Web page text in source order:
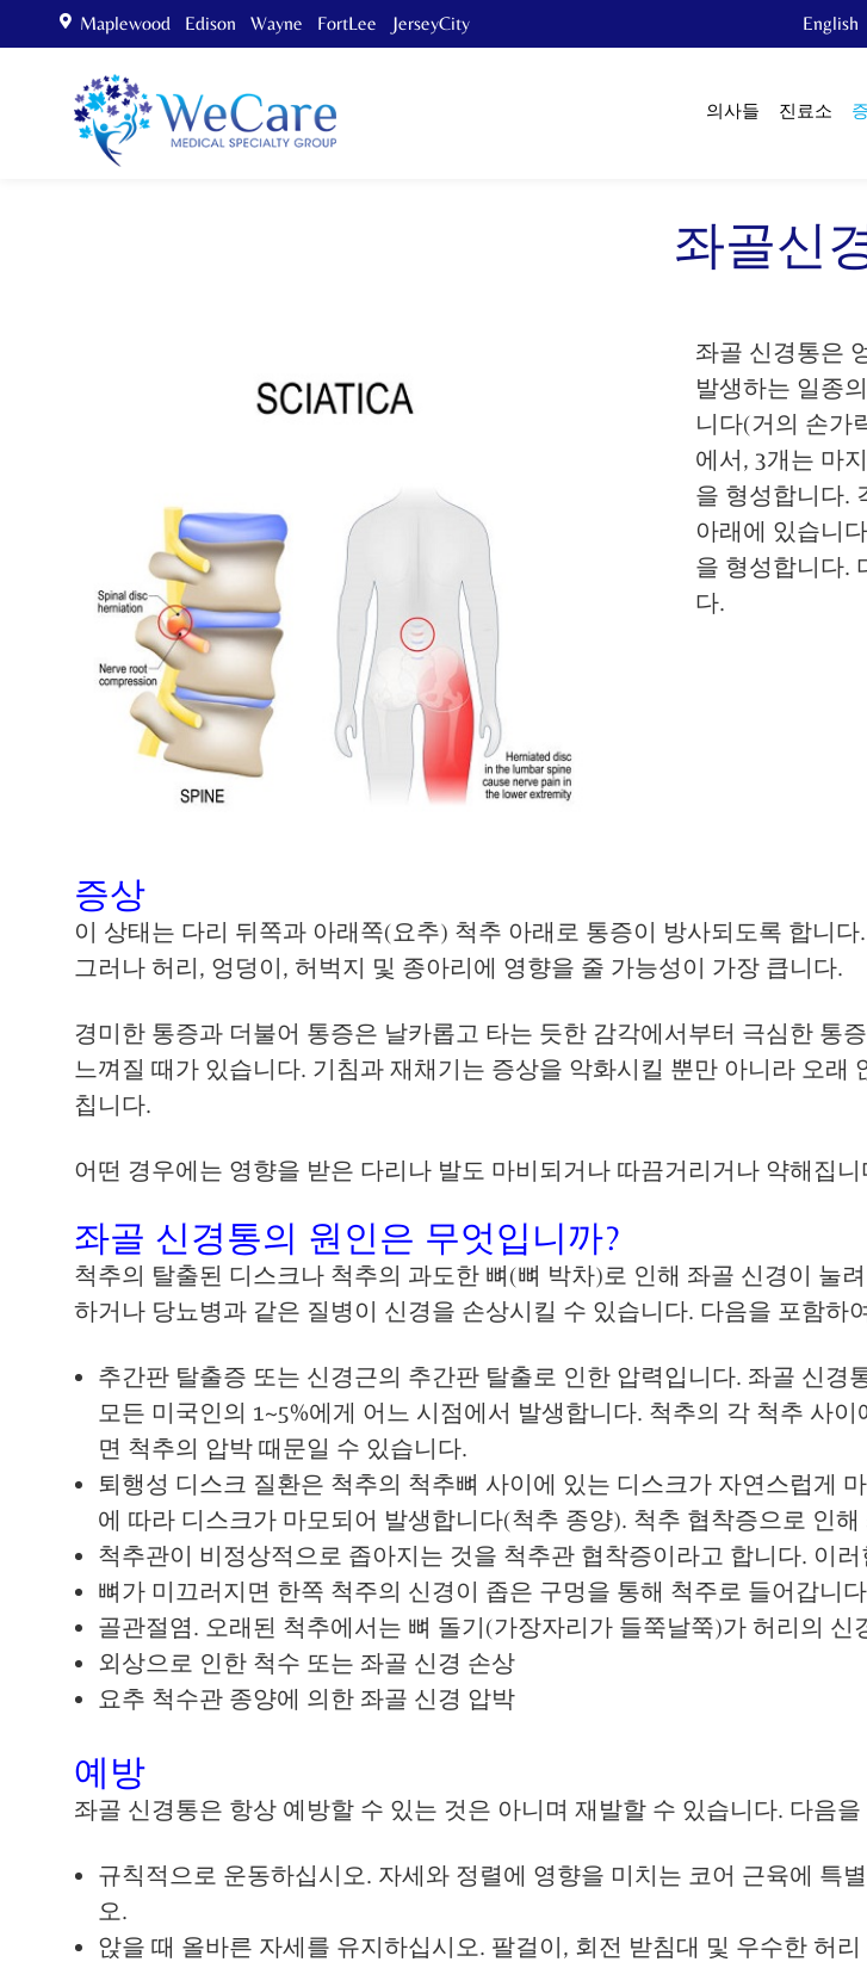
Maplewood Edison Wayne FortLee JerseyCity English
의사들 진료소
좌골신
좌골 신경통은
발생하는 일종
니다(거의 손가
에서, 3개는 마
을 형성합니다.
아래에 있습니
을 형성합니다.
다.
증상
이 상태는 다리 뒤쪽과 아래쪽(요추) 척추 아래로 통증이 방사되도록 합니
그러나 허리, 엉덩이, 허벅지 및 종아리에 영향을 줄 가능성이 가장 큽니다.
경미한 통증과 더불어 통증은 날카롭고 타는 듯한 감각에서부터 극심한 통
느껴질 때가 있습니다. 기침과 재채기는 증상을 악화시킬 뿐만 아니라 오
칩니다.
어떤 경우에는 영향을 받은 다리나 발도 마비되거나 따끔거리거나 약해집
좌골 신경통의 원인은 무엇입니까?
척추의 탈출된 디스크나 척추의 과도한 뼈(뼈 박차)로 인해 좌골 신경이 눌
하거나 당뇨병과 같은 질병이 신경을 손상시킬 수 있습니다. 다음을 포함하
추간판 탈출증 또는 신경근의 추간판 탈출로 인한 압력입니다. 좌골 신
모든 미국인의 1~5%에게 어느 시점에서 발생합니다. 척추의 각 척추 사
면 척추의 압박 때문일 수 있습니다.
퇴행성 디스크 질환은 척추의 척추뼈 사이에 있는 디스크가 자연스럽게
에 따라 디스크가 마모되어 발생합니다(척추 종양). 척추 협착증으로 인
척추관이 비정상적으로 좁아지는 것을 척추관 협착증이라고 합니다. 이
뼈가 미끄러지면 한쪽 척주의 신경이 좁은 구멍을 통해 척주로 들어갑니
골관절염. 오래된 척추에서는 뼈 돌기(가장자리가 들쭉날쭉)가 허리의 신
외상으로 인한 척수 또는 좌골 신경 손상
요추 척수관 종양에 의한 좌골 신경 압박
예방
좌골 신경통은 항상 예방할 수 있는 것은 아니며 재발할 수 있습니다. 다음
규칙적으로 운동하십시오. 자세와 정렬에 영향을 미치는 코어 근육에 특
오.
앉을 때 올바른 자세를 유지하십시오. 팔걸이, 회전 받침대 및 우수한 허